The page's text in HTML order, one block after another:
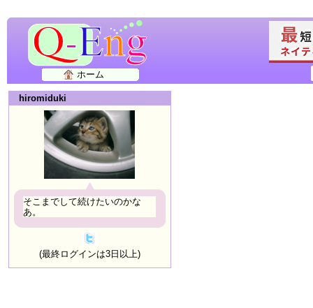
ホーム
hiromiduki
そこまでして続けたいのかな
あ。
(最終ログインは3日以上)